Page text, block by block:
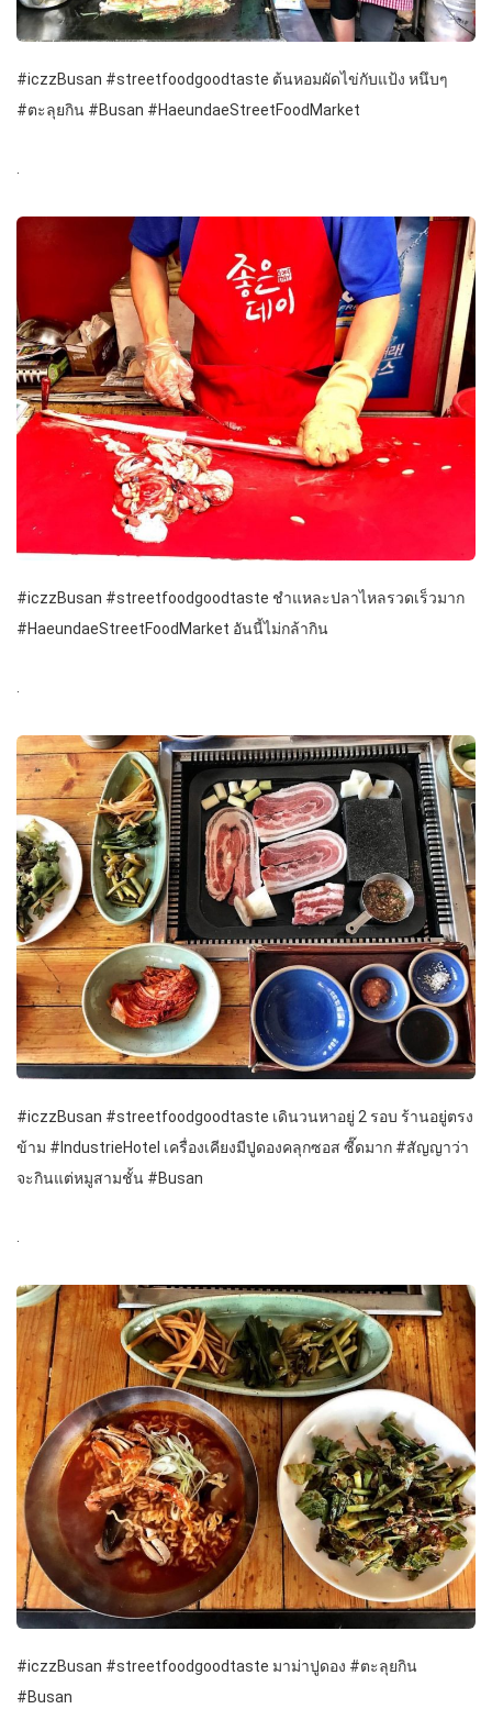
#iczzBusan #streetfoodgoodtaste ต้นหอมผัดไข่กับแป้ง หนึบๆ
#ตะลุยกิน #Busan #HaeundaeStreetFoodMarket
#iczzBusan #streetfoodgoodtaste ชำแหละปลาไหลรวดเร็วมาก
#HaeundaeStreetFoodMarket อันนี้ไม่กล้ากิน
#iczzBusan #streetfoodgoodtaste เดินวนหาอยู่ 2 รอบ ร้านอยู่ตรง
ข้าม #IndustrieHotel เครื่องเคียงมีปูดองคลุกซอส ซี๊ดมาก #สัญญาว่า
จะกินแต่หมูสามชั้น #Busan
#iczzBusan #streetfoodgoodtaste มาม่าปูดอง #ตะลุยกิน
#Busan